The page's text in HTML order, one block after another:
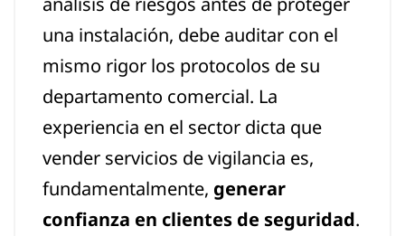
una instalación, debe auditar con el
mismo rigor los protocolos de su
departamento comercial. La
experiencia en el sector dicta que
vender servicios de vigilancia es,
fundamentalmente, generar
confianza en clientes de seguridad.